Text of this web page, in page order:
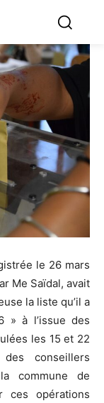
le 26 mars
Me Saïdal, avait
la liste qu’il a
» à l’issue des
les 15 et 22
conseillers
commune de
ces opérations